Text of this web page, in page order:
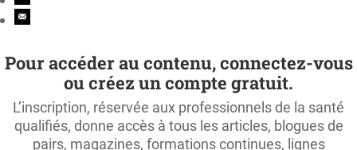
Pour accéder au contenu, connectez-vous
ou créez un compte gratuit.
L’inscription, réservée aux professionnels de la santé
qualifiés, donne accès à tous les articles, blogues de
pairs, magazines, formations continues, lignes